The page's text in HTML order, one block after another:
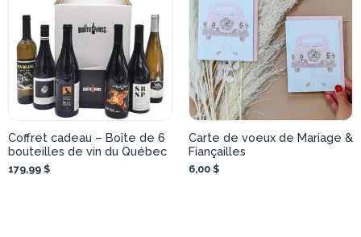
Coffret cadeau – Boîte de 6
bouteilles de vin du Québec
179,99 $
Carte de voeux de Mariage &
Fiançailles
6,00 $